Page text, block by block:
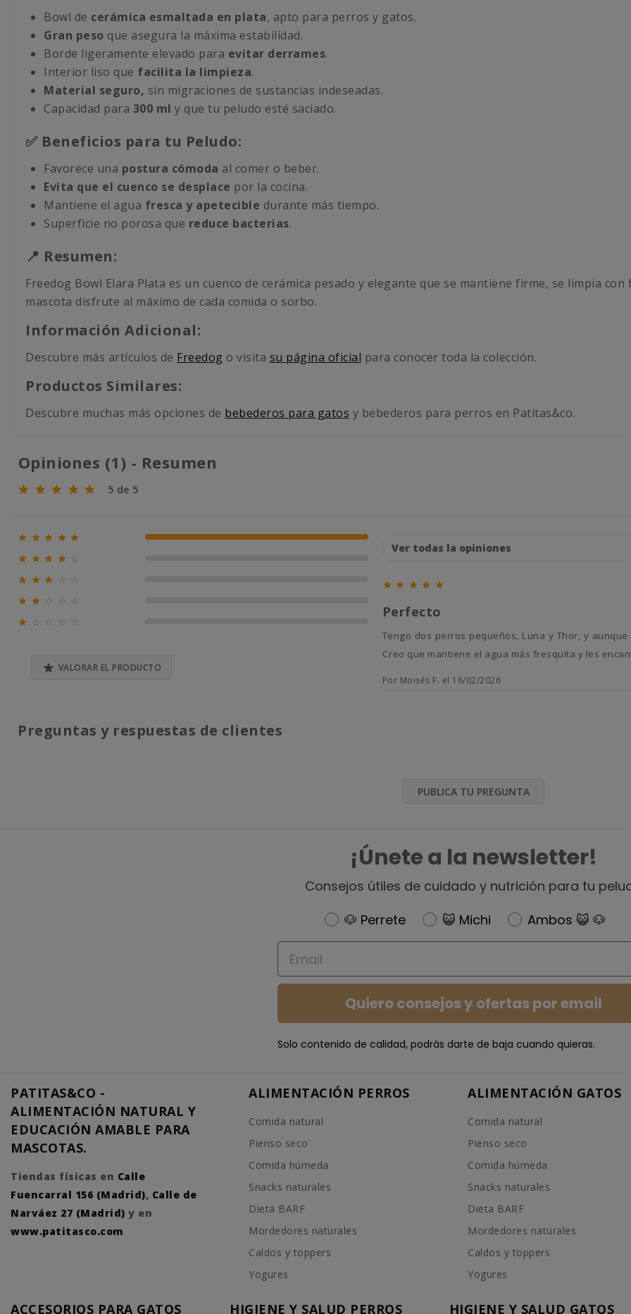
Bowl de cerámica esmaltada en plata, apto para perros y gatos.
Gran peso que asegura la máxima estabilidad.
Borde ligeramente elevado para evitar derrames.
Interior liso que facilita la limpieza.
Material seguro, sin migraciones de sustancias indeseadas.
Capacidad para 300 ml y que tu peludo esté saciado.
✅ Beneficios para tu Peludo:
Favorece una postura cómoda al comer o beber.
Evita que el cuenco se desplace por la cocina.
Mantiene el agua fresca y apetecible durante más tiempo.
Superficie no porosa que reduce bacterias.
📍 Resumen:
Freedog Bowl Elara Plata es un cuenco de cerámica pesado y elegante que se mantiene firme, se limpia
mascota disfrute al máximo de cada comida o sorbo.
Información Adicional:
Descubre más artículos de Freedog o visita su página oficial para conocer toda la colección.
Productos Similares:
Descubre muchas más opciones de bebederos para gatos y bebederos para perros en Patitas&co.
Opiniones (1) - Resumen
5 de 5
     100% (1)
   
  
 

 VALORAR EL PRODUCTO
    
Perfecto
Tengo dos perros pequeños, Luna y Thor, y aunque tienen varios bebederos siempre se pelean por beber en este.
Creo que mantiene el agua más fresquita y les
Por Moisés F. el 16/02/2026
Preguntas y respuestas de clientes
PUBLICA TU PREGUNTA
¡Únete a la newsletter!
Consejos útiles de cuidado y nutrición para tu
Newsletter
🐶 Perrete 😺 Michi
Ambos 😺 🐶
Email
Quiero consejos y ofertas por email
Solo contenido de calidad, podrás darte de baja cuando quieras.
PATITAS&CO -
ALIMENTACIÓN NATURAL Y
EDUCACIÓN AMABLE PARA
MASCOTAS.
Tiendas físicas en Calle
Fuencarral 156 (Madrid), Calle de
Narváez 27 (Madrid) y en
www.patitasco.com
ALIMENTACIÓN PERROS
Comida natural
Pienso seco
Comida húmeda
Snacks naturales
Dieta BARF
Mordedores naturales
Caldos y toppers
Yogures
ALIMENTACIÓN GATOS
Comida natural
Pienso seco
Comida húmeda
Snacks naturales
Dieta BARF
Mordedores naturales
Caldos y toppers
Yogures
ACCESORIOS PARA GATOS HIGIENE Y SALUD PERROS HIGIENE Y SALUD GATOS